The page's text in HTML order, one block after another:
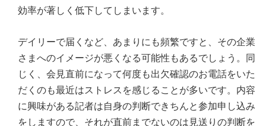
効率が著しく低下してしまいます。
デイリーで届くなど、あまりにも頻繁ですと、その企業
さまへのイメージが悪くなる可能性もあるでしょう。同
じく、会見直前になって何度も出欠確認のお電話をいた
だくのも最近はストレスを感じることが多いです。内容
に興味がある記者は自身の判断できちんと参加申し込み
をしますので、それが直前までないのは見送りの判断を